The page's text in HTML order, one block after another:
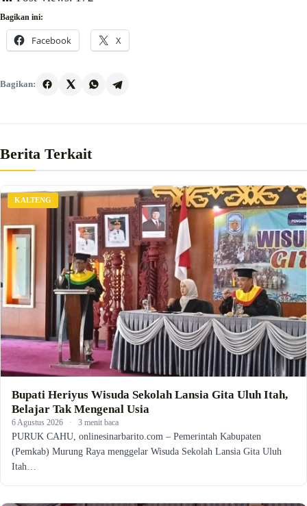
Bagikan ini:
Facebook X
Bagikan:
Berita Terkait
KALTENG
Bupati Heriyus Wisuda Sekolah Lansia Gita Uluh Itah,
Belajar Tak Mengenal Usia
6 Agustus 2026 · 3 menit baca
PURUK CAHU, onlinesinarbarito.com – Pemerintah Kabupaten
(Pemkab) Murung Raya menggelar Wisuda Sekolah Lansia Gita Uluh
Itah…